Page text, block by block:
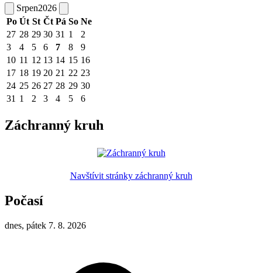
Srpen2026
Po Út St Čt Pá So Ne
27 28 29 30 31 1
2
3
4 5 6 7 8
9
10 11 12 13 14 15 16
17 18 19 20 21 22 23
24 25 26 27 28 29 30
31 1 2 3 4 5 6
Záchranný kruh
Navštívit stránky záchranný kruh
Počasí
dnes, pátek 7. 8. 2026